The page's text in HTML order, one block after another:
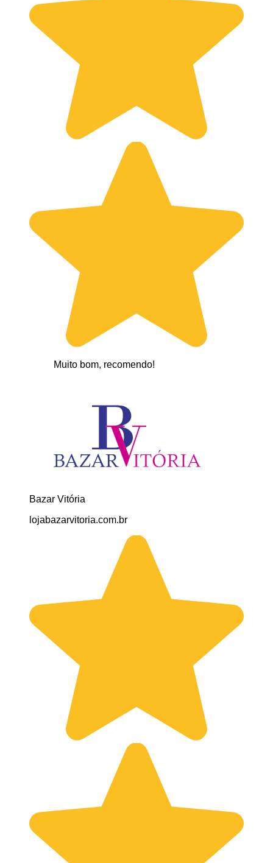
Muito bom, recomendo!
Bazar Vitória
lojabazarvitoria.com.br